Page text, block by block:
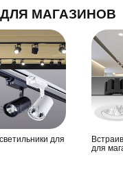
МАГАЗИНОВ
для
для